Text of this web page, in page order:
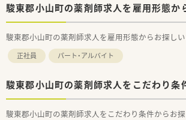
駿東郡小山町の薬剤師求人を雇用形態か
駿東郡小山町の薬剤師求人を雇用形態からお探しい
正社員 パート・アルバイト
駿東郡小山町の薬剤師求人をこだわり条
駿東郡小山町の薬剤師求人をこだわり条件からお探